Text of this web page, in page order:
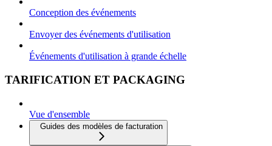
Conception des événements
Envoyer des événements d'utilisation
Événements d'utilisation à grande échelle
TARIFICATION ET PACKAGING
Vue d'ensemble
Guides des modèles de facturation